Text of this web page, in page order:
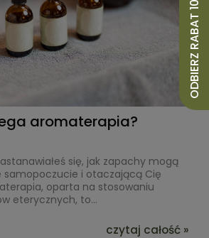
aromaterapia?
się, jak zapachy mogą
samopoczucie i otaczającą Cię
oparta na stosowaniu
eterycznych, to...
czytaj całość »
ODBIERZ RABAT 10%